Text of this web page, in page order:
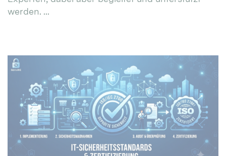
werden. ...